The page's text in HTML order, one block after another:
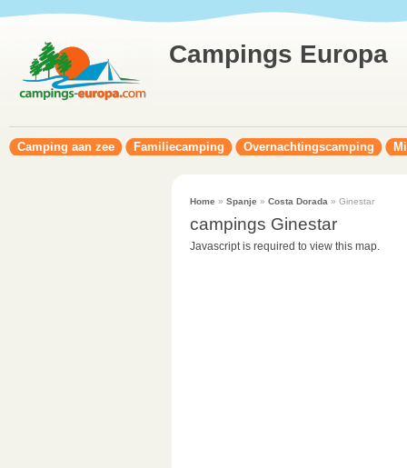
Campings Europa
Camping aan zee Familiecamping Overnachtingscamping
Home » Spanje » Costa Dorada » Ginestar
campings Ginestar
Javascript is required to view this map.